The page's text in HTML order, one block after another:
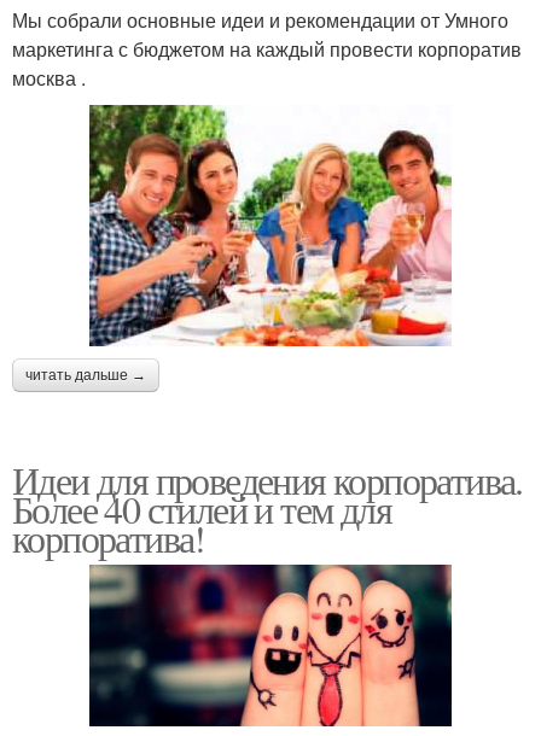
Мы собрали основные идеи и рекомендации от Умного
маркетинга с бюджетом на каждый провести корпоратив
москва .
читать дальше →
Идеи для проведения корпоратива.
Более 40 стилей и тем для
корпоратива!